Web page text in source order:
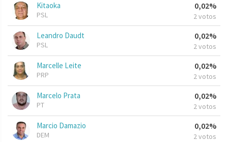
Kitaoka
PSL
0,02%
2 votos
Leandro Daudt
PSL
0,02%
2 votos
Marcelle Leite
PRP
0,02%
2 votos
Marcelo Prata
PT
0,02%
2 votos
Marcio Damazio
DEM
0,02%
2 votos